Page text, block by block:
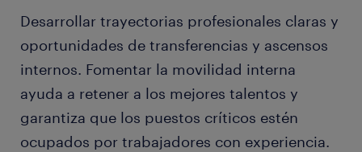
Desarrollar trayectorias profesionales claras y
oportunidades de transferencias y ascensos
internos. Fomentar la movilidad interna
ayuda a retener a los mejores talentos y
garantiza que los puestos críticos estén
ocupados por trabajadores con experiencia.